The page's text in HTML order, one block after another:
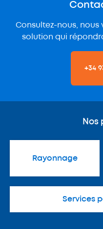
Consultez-nous, nous
solution qui
+34
Nos
Rayonnage
Services